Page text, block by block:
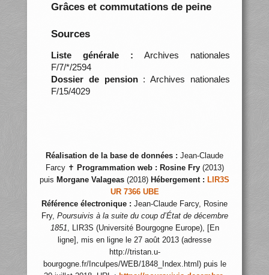
Grâces et commutations de peine
Sources
Liste générale : Archives nationales
F/7/*/2594
Dossier de pension: Archives nationales
F/15/4029
Réalisation de la base de données : Jean-Claude
Farcy ✝ Programmation web : Rosine Fry(2013)
puis Morgane Valageas (2018) Hébergement : LIR3S
UR 7366 UBE
Référence électronique : Jean-Claude Farcy, Rosine
Fry, Poursuivis à la suite du coup d’État de décembre
1851, LIR3S (Université Bourgogne Europe), [En
ligne], mis en ligne le 27 août 2013 (adresse
http://tristan.u-
bourgogne.fr/Inculpes/WEB/1848_Index.html) puis le